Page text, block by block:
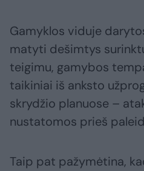
Gamyklos viduje
matyti dešimtys
teigimu, gamybos
taikiniai iš anksto
skrydžio planuose –
nustatomos prieš
Taip pat pažymėtina,